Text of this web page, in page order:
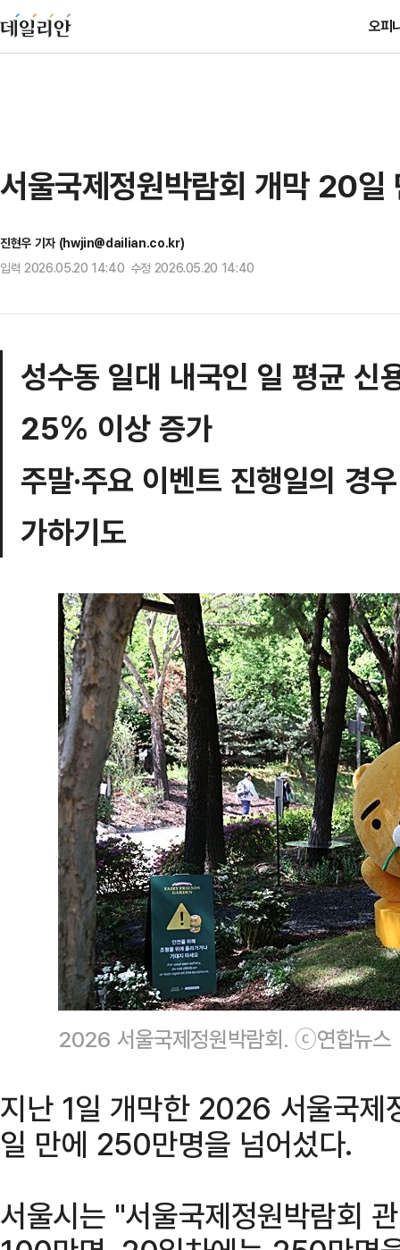
오피
서울국제정원박람회 개막 20
진현우 기자 (hwjin@dailian.co.kr)
입력 2026.05.20 14:40 수정 2026.05.20 14:40
성수동 일대 내국인 일 평균 신
25% 이상 증가
주말·주요 이벤트 진행일의 경
가하기도
2026 서울국제정원박람회. ⓒ연합뉴스
지난 1일 개막한 2026 서울국제
일 만에 250만명을 넘어섰다.
서울시는 "서울국제정원박람회